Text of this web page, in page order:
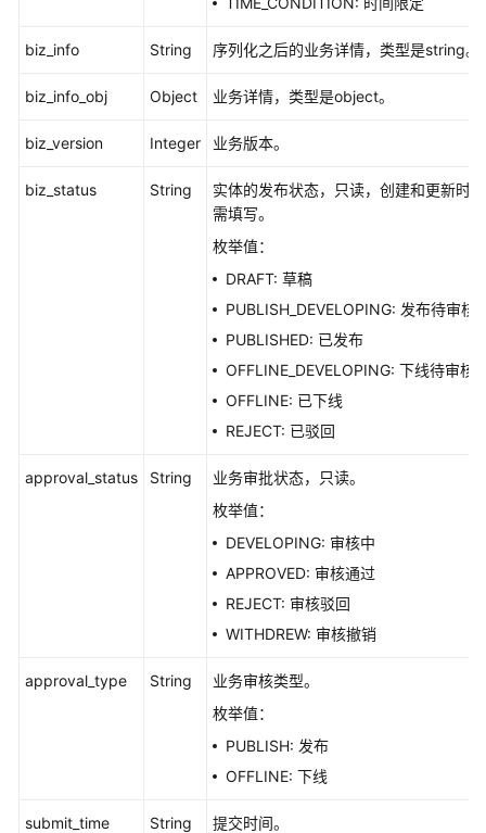
biz_info String 序列化之后的业务详情，类型是string。
biz_info_obj Object 业务详情，类型是object。
biz_version Integer 业务版本。
biz_status String
实体的发布状态，只读，创建和更新时无
需填写。
枚举值：
DRAFT: 草稿
PUBLISH_DEVELOPING: 发布待审核
PUBLISHED: 已发布
OFFLINE_DEVELOPING: 下线待审核
OFFLINE: 已下线
REJECT: 已驳回
approval_status String
业务审批状态，只读。
枚举值：
DEVELOPING: 审核中
APPROVED: 审核通过
REJECT: 审核驳回
WITHDREW: 审核撤销
approval_type String
业务审核类型。
枚举值：
PUBLISH: 发布
OFFLINE: 下线
submit_time String 提交时间。